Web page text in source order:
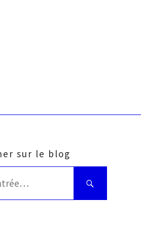
sur le blog
Bien
saisir